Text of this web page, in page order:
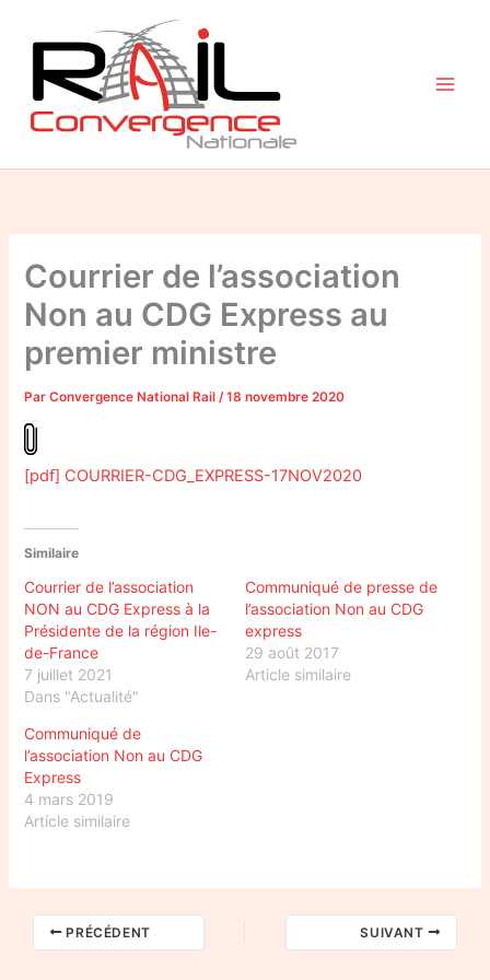
contenu
Courrier de l’association
Non au CDG Express au
premier ministre
ParConvergence National Rail/18 novembre 2020
[pdf] COURRIER-CDG_EXPRESS-17NOV2020
Similaire
Courrier de l’association
NON au CDG Express à la
Présidente de la région Ile-
de-France
7 juillet 2021
Dans "Actualité"
Communiqué de presse de
l’association Non au CDG
express
29 août 2017
Article similaire
Communiqué de
l’association Non au CDG
Express
4 mars 2019
Article similaire
PRÉCÉDENT SUIVANT